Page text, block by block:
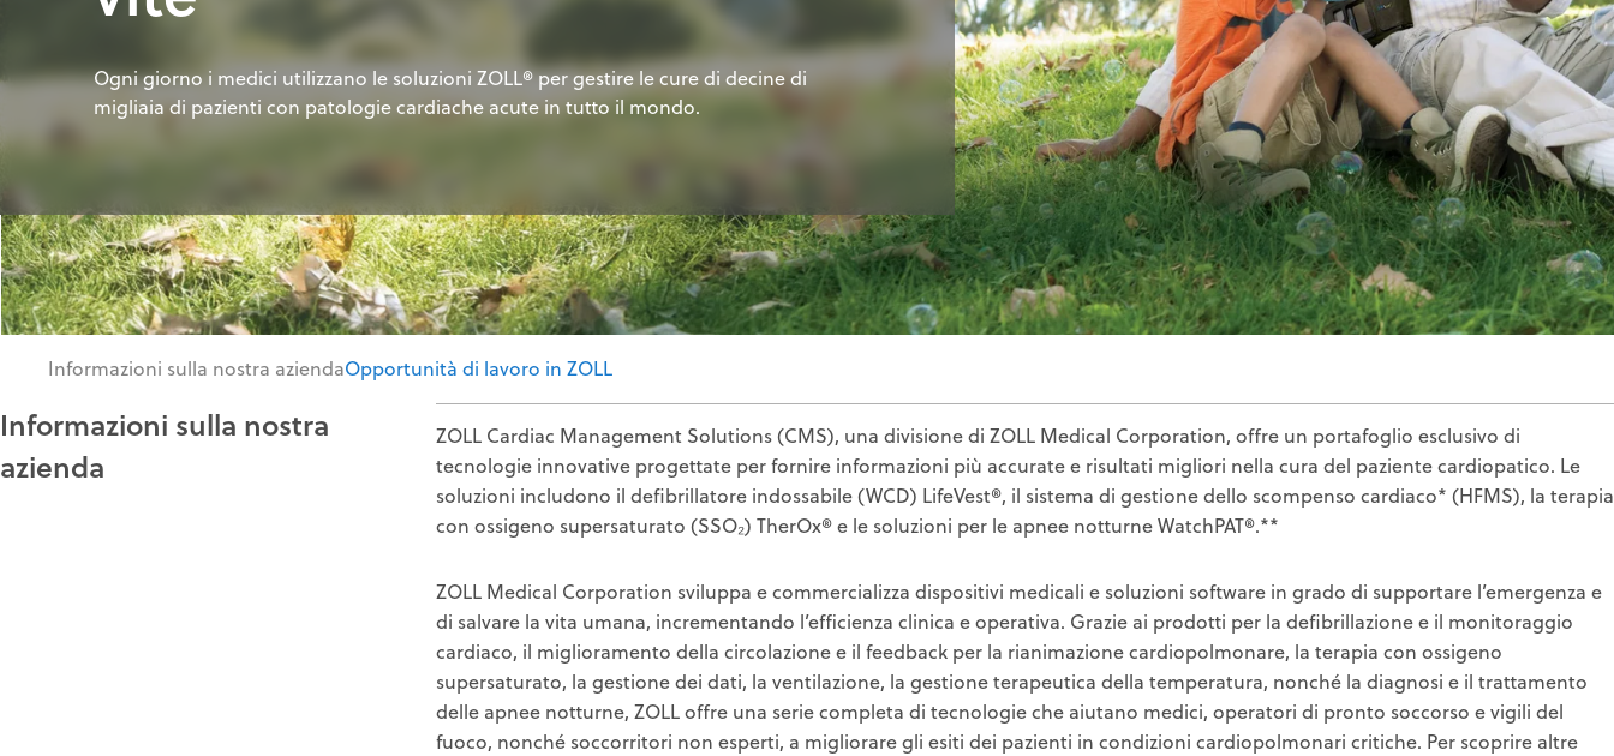
Ogni giorno i medici utilizzano le soluzioni ZOLL® per gestire le cure di decine di
migliaia di pazienti con patologie cardiache acute in tutto il mondo.
Informazioni sulla nostra aziendaOpportunità di lavoro in ZOLL
Informazioni sulla nostra
azienda
ZOLL Cardiac Management Solutions (CMS), una divisione di ZOLL Medical Corporation, offre un portafoglio esclusivo di
tecnologie innovative progettate per fornire informazioni più accurate e risultati migliori nella cura del paziente cardiopatico. Le
soluzioni includono il defibrillatore indossabile (WCD) LifeVest®, il sistema di gestione dello scompenso cardiaco* (HFMS), la terapia
con ossigeno supersaturato (SSO₂) TherOx® e le soluzioni per le apnee notturne WatchPAT®.**
ZOLL Medical Corporation sviluppa e commercializza dispositivi medicali e soluzioni software in grado di supportare l’emergenza e
di salvare la vita umana, incrementando l’efficienza clinica e operativa. Grazie ai prodotti per la defibrillazione e il monitoraggio
cardiaco, il miglioramento della circolazione e il feedback per la rianimazione cardiopolmonare, la terapia con ossigeno
supersaturato, la gestione dei dati, la ventilazione, la gestione terapeutica della temperatura, nonché la diagnosi e il trattamento
delle apnee notturne, ZOLL offre una serie completa di tecnologie che aiutano medici, operatori di pronto soccorso e vigili del
fuoco, nonché soccorritori non esperti, a migliorare gli esiti dei pazienti in condizioni cardiopolmonari critiche. Per scoprire altre